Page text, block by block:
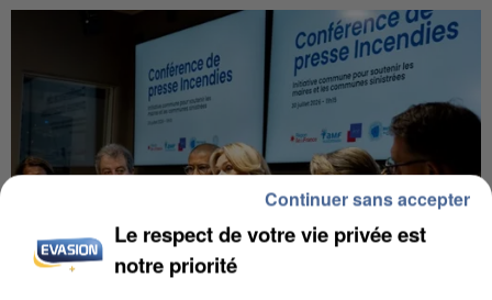
Le respect de votre vie privée est
notre priorité
Continuer sans accepter